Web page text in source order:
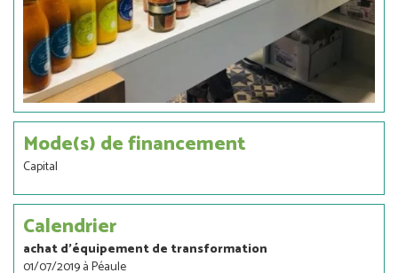
Mode(s) de financement
Capital
Calendrier
achat d'équipement de transformation
01/07/2019 à Péaule